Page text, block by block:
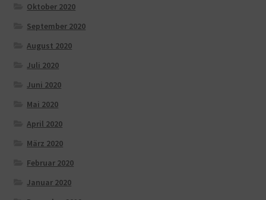
Oktober 2020
September 2020
August 2020
Juli 2020
Juni 2020
Mai 2020
April 2020
März 2020
Februar 2020
Januar 2020